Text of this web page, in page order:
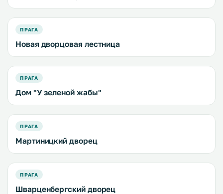
ПРАГА
Новая дворцовая лестница
ПРАГА
Дом "У зеленой жабы"
ПРАГА
Мартиницкий дворец
ПРАГА
Шварценбергский дворец